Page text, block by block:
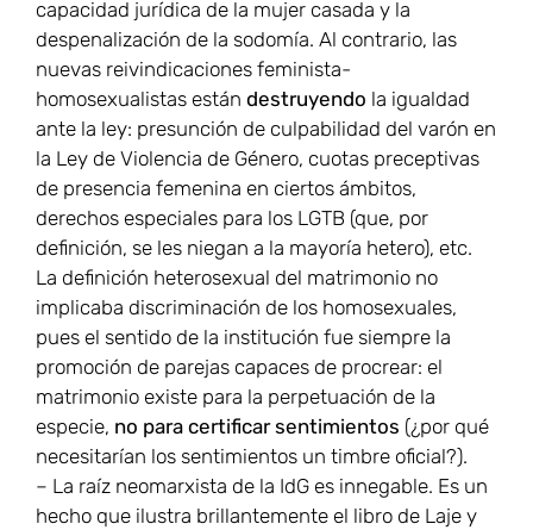
capacidad jurídica de la mujer casada y la
despenalización de la sodomía. Al contrario, las
nuevas reivindicaciones feminista-
homosexualistas están destruyendo la igualdad
ante la ley: presunción de culpabilidad del varón en
la Ley de Violencia de Género, cuotas preceptivas
de presencia femenina en ciertos ámbitos,
derechos especiales para los LGTB (que, por
definición, se les niegan a la mayoría hetero), etc.
La definición heterosexual del matrimonio no
implicaba discriminación de los homosexuales,
pues el sentido de la institución fue siempre la
promoción de parejas capaces de procrear: el
matrimonio existe para la perpetuación de la
especie, no para certificar sentimientos (¿por qué
necesitarían los sentimientos un timbre oficial?).
– La raíz neomarxista de la IdG es innegable. Es un
hecho que ilustra brillantemente el libro de Laje y